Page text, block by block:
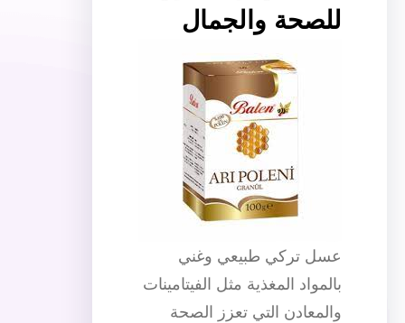
للصحة والجمال
عسل تركي طبيعي وغني
بالمواد المغذية مثل الفيتامينات
والمعادن التي تعزز الصحة